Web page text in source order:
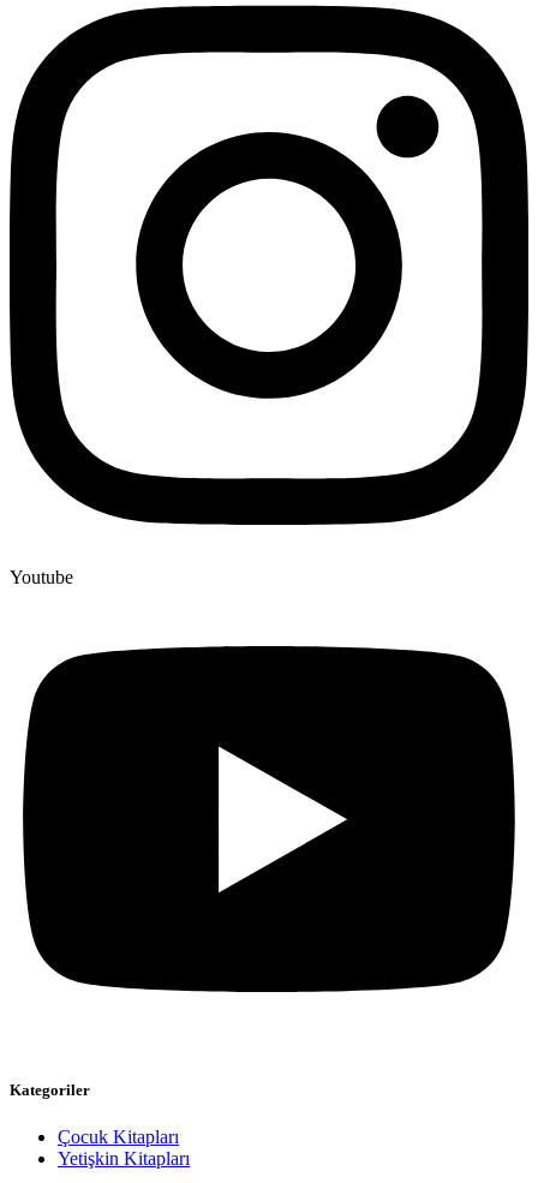
Youtube
Kategoriler
Çocuk Kitapları
Yetişkin Kitapları